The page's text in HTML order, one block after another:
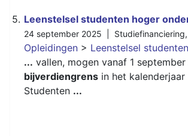
5. Leenstelsel studenten hoger
24 september 2025 | Studiefinanciering,
Opleidingen > Leenstelsel
... vallen, mogen vanaf 1
bijverdiengrens in het
Studenten ...